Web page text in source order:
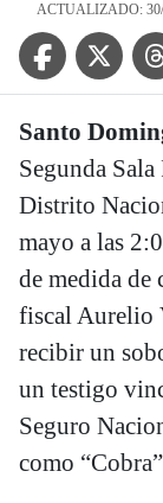
ACTUALIZADO:
Facebook Icon
Twitter
Santo
Segunda
Distrito
mayo a las
de medida de
fiscal Aurelio
recibir un
un testigo
Seguro
como